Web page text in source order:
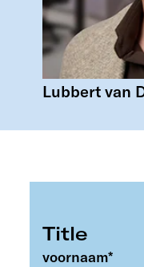
Lubbert van
Title
voornaam*